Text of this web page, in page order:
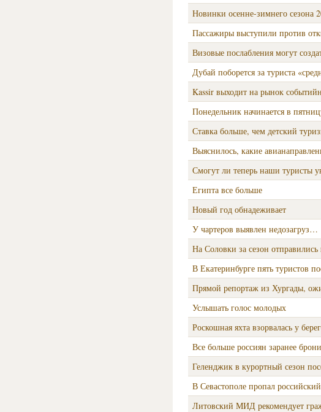
Новинки осенне-зимнего сезона
Пассажиры выступили против
Визовые послабления могут
Дубай поборется за туриста
Kassir выходит на рынок
Понедельник начинается в
Ставка больше, чем детский
Выяснилось, какие
Смогут ли теперь наши туристы
Египта все больше
Новый год обнадеживает
У чартеров выявлен недозагруз…
На Соловки за сезон
В Екатеринбурге пять туристов
Прямой репортаж из Хургады,
Услышать голос молодых
Роскошная яхта взорвалась у
Все больше россиян заранее
Геленджик в курортный сезон
В Севастополе пропал
Литовский МИД рекомендует